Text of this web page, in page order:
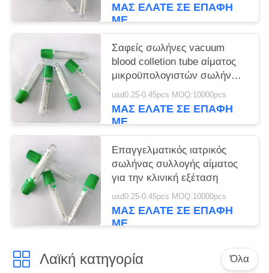
ΜΑΣ ΕΛΆΤΕ ΣΕ ΕΠΑΦΉ
ΜΕ
Σαφείς σωλήνες vacuum
blood colletion tube αίματος
μικροϋπολογιστών σωλήνων
συλλογής αίματος ηπαρίνης
ΠΗΚΤΩΜΑΤΩΝ/λίθιου
usd0.25-0.45pcs MOQ:10000pcs
ΜΑΣ ΕΛΆΤΕ ΣΕ ΕΠΑΦΉ
ΜΕ
Επαγγελματικός ιατρικός
σωλήνας συλλογής αίματος
για την κλινική εξέταση
usd0.25-0.45pcs MOQ:10000pcs
ΜΑΣ ΕΛΆΤΕ ΣΕ ΕΠΑΦΉ
ΜΕ
Λαϊκή κατηγορία Όλα